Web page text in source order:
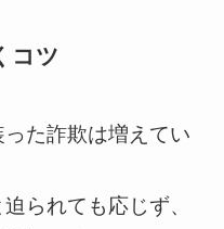
コツ
た詐欺は増えてい
られても応じず、